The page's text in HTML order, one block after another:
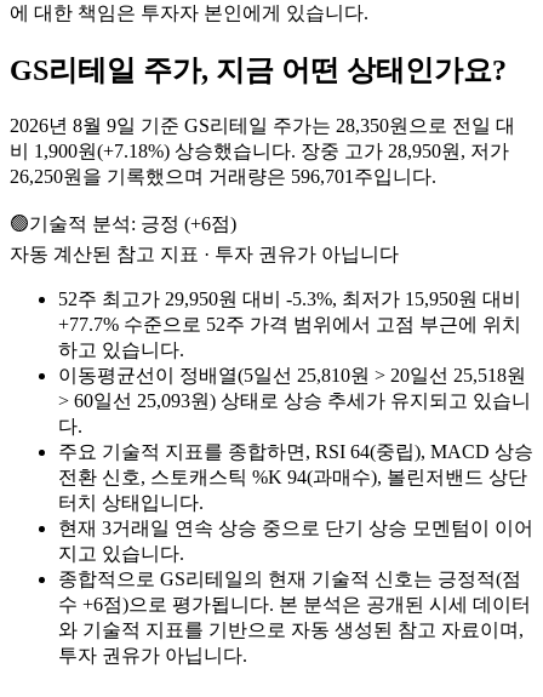
에 대한 책임은 투자자 본인에게 있습니다.
GS리테일 주가, 지금 어떤 상태인가요?
2026년 8월 9일 기준 GS리테일 주가는 28,350원으로 전일 대
비 1,900원(+7.18%) 상승했습니다. 장중 고가 28,950원, 저가
26,250원을 기록했으며 거래량은 596,701주입니다.
🟢기술적 분석: 긍정 (+6점)
자동 계산된 참고 지표 · 투자 권유가 아닙니다
52주 최고가 29,950원 대비 -5.3%, 최저가 15,950원 대비
+77.7% 수준으로 52주 가격 범위에서 고점 부근에 위치
하고 있습니다.
이동평균선이 정배열(5일선 25,810원 > 20일선 25,518원
> 60일선 25,093원) 상태로 상승 추세가 유지되고 있습니
다.
주요 기술적 지표를 종합하면, RSI 64(중립), MACD 상승
전환 신호, 스토캐스틱 %K 94(과매수), 볼린저밴드 상단
터치 상태입니다.
현재 3거래일 연속 상승 중으로 단기 상승 모멘텀이 이어
지고 있습니다.
종합적으로 GS리테일의 현재 기술적 신호는 긍정적(점
수 +6점)으로 평가됩니다. 본 분석은 공개된 시세 데이터
와 기술적 지표를 기반으로 자동 생성된 참고 자료이며,
투자 권유가 아닙니다.